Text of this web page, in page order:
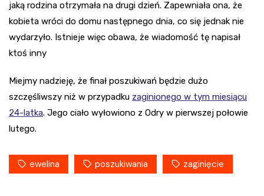
jaką rodzina otrzymała na drugi dzień. Zapewniała ona, że
kobieta wróci do domu następnego dnia, co się jednak nie
wydarzyło. Istnieje więc obawa, że wiadomość tę napisał
ktoś inny
Miejmy nadzieję, że finał poszukiwań będzie dużo
szczęśliwszy niż w przypadku zaginionego w tym miesiącu
24-latka. Jego ciało wyłowiono z Odry w pierwszej połowie
lutego.
ewelina poszukiwania zaginięcie